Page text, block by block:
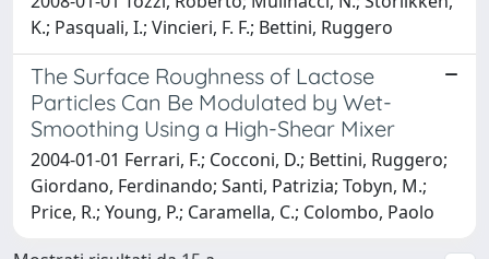
K.; Pasquali, I.; Vincieri, F. F.; Bettini, Ruggero
The Surface Roughness of Lactose
Particles Can Be Modulated by Wet-
Smoothing Using a High-Shear Mixer
2004-01-01 Ferrari, F.; Cocconi, D.; Bettini, Ruggero;
Giordano, Ferdinando; Santi, Patrizia; Tobyn, M.;
Price, R.; Young, P.; Caramella, C.; Colombo, Paolo